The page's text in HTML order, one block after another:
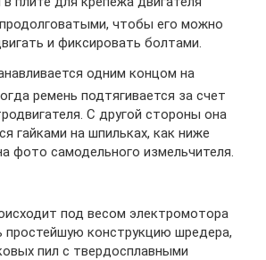
чтобы его можно
и фиксировать болтами.
одним концом на
ремень подтягивается за счет
С другой стороны она
гайками на шпильках, как ниже
фото самодельного измельчителя.
под весом электромотора
простейшую конструкцию шредера,
пил с твердосплавными